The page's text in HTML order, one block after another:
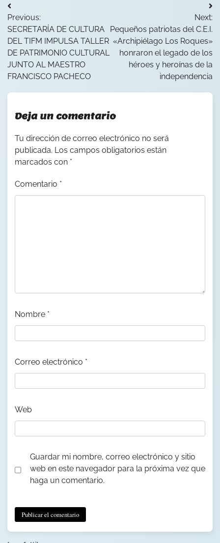
Navegación
de
entradas
Previous:
SECRETARÍA DE CULTURA
DEL TIFM IMPULSA TALLER
DE PATRIMONIO CULTURAL
JUNTO AL MAESTRO
FRANCISCO PACHECO
Next:
Pequeños patriotas del C.E.I.
«Archipiélago Los Roques»
honraron el legado de los
héroes y heroínas de la
independencia
Deja un comentario
Tu dirección de correo electrónico no será
publicada. Los campos obligatorios están
marcados con *
Comentario *
Nombre *
Correo electrónico *
Web
Guardar mi nombre, correo electrónico y sitio
web en este navegador para la próxima vez que
haga un comentario.